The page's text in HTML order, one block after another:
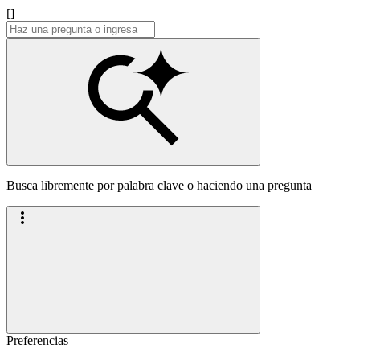
[]
Busca libremente por palabra clave o haciendo una pregunta
Preferencias